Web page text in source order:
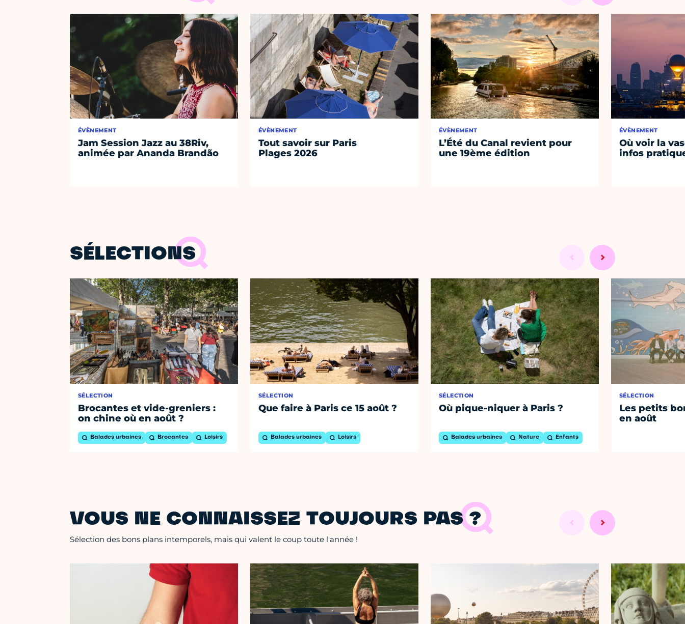
ÉVÈNEMENT
Jam Session Jazz au 38Riv,
animée par Ananda Brandão
ÉVÈNEMENT
Tout savoir sur Paris
Plages 2026
ÉVÈNEMENT
L’Été du Canal revient pour
une 19ème édition
ÉVÈNEMENT
Où voir la
infos
SÉLECTIONS
SÉLECTION
Brocantes et vide-greniers :
on chine où en août ?
Balades urbaines Brocantes Loisirs
SÉLECTION
Que faire à Paris ce 15 août ?
Balades urbaines Loisirs
SÉLECTION
Où pique-niquer à Paris ?
Balades urbaines Nature Enfants
SÉLECTION
Les petits
en août
VOUS NE CONNAISSEZ TOUJOURS PAS ?
Sélection des bons plans intemporels, mais qui valent le coup toute l'année !